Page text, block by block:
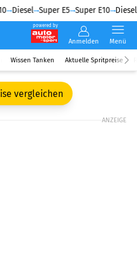
Diesel Super E5 Super E10 Diesel
powered by
Anmelden Menü
Wissen Tanken Aktuelle Spritpreise
vergleichen
ANZEIGE